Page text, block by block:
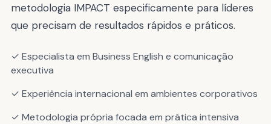
metodologia IMPACT especificamente para líderes
que precisam de resultados rápidos e práticos.
✓ Especialista em Business English e comunicação
executiva
✓ Experiência internacional em ambientes corporativos
✓ Metodologia própria focada em prática intensiva